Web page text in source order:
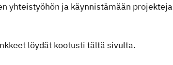
yhteistyöhön ja käynnistämään projekteja
löydät kootusti tältä sivulta.